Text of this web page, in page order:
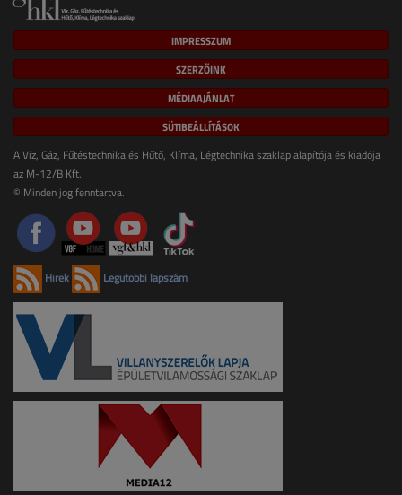
IMPRESSZUM
SZERZŐINK
MÉDIAAJÁNLAT
SÜTIBEÁLLÍTÁSOK
A Víz, Gáz, Fűtéstechnika és Hűtő, Klíma, Légtechnika szaklap alapítója és kiadója
az M-12/B Kft.
© Minden jog fenntartva.
Hírek Legutóbbi lapszám